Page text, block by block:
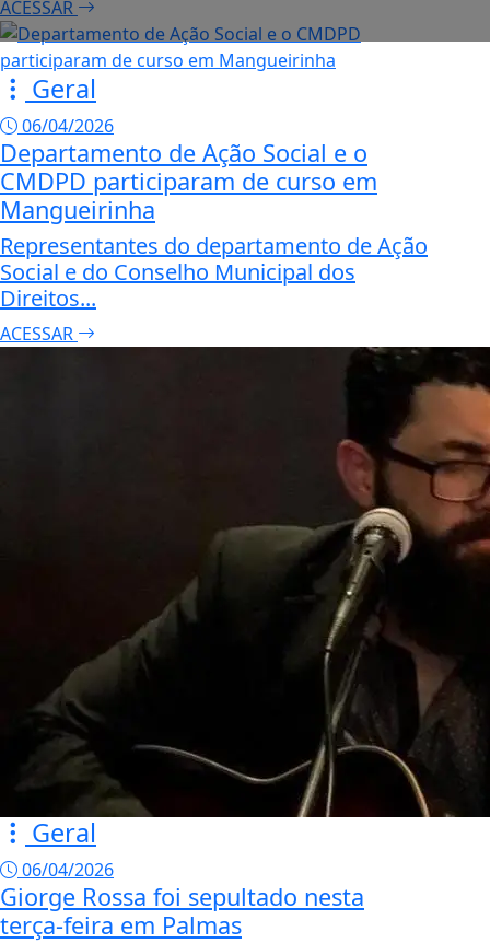
ACESSAR
Geral
06/04/2026
Departamento de Ação Social e o
CMDPD participaram de curso em
Mangueirinha
Representantes do departamento de Ação
Social e do Conselho Municipal dos
Direitos...
ACESSAR
Geral
06/04/2026
Giorge Rossa foi sepultado nesta
terça-feira em Palmas